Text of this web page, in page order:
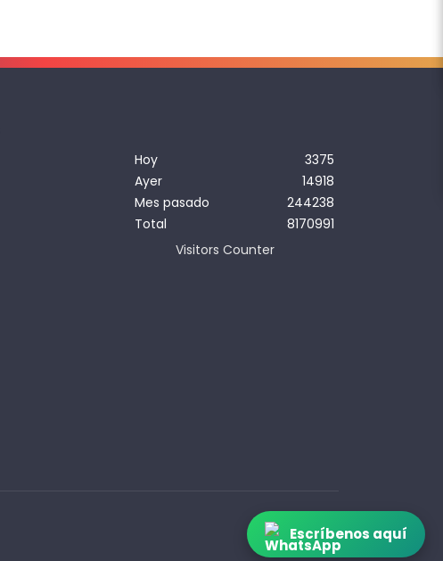
Escríbenos aquí
Hoy
Ayer
Mes pasado
Total
3375
14918
244238
8170991
Visitors Counter